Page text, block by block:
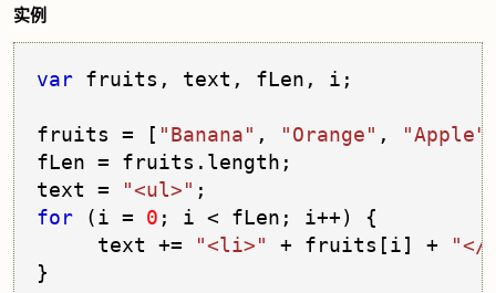
实例
var fruits, text, fLen, i;
fruits = [ "Banana" , "Orange" , "Apple"
fLen = fruits. length ;
text =
"<ul>"
for (i = 0 ; i < fLen; i++) {
     text +=
"<li>" + fruits[i] +